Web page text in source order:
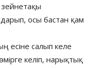
зейнетақы
осы бастан қам
есіне салып келе
келіп, нарықтық